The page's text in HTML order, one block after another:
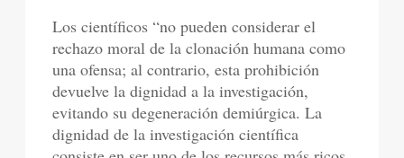
Los científicos “no pueden considerar el
rechazo moral de la clonación humana como
una ofensa; al contrario, esta prohibición
devuelve la dignidad a la investigación,
evitando su degeneración demiúrgica. La
dignidad de la investigación científica